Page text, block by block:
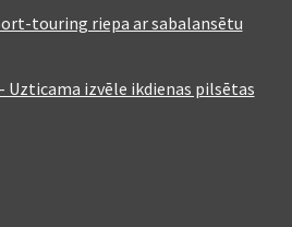
touring riepa ar sabalansētu
Uzticama izvēle ikdienas pilsētas